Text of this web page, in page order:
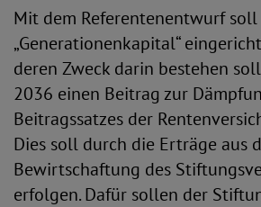
Mit dem Referentenentwurf
„Generationenkapital“
deren Zweck darin bestehen
2036 einen Beitrag zur
Beitragssatzes der
Dies soll durch die Erträge aus
Bewirtschaftung des
erfolgen. Dafür sollen der